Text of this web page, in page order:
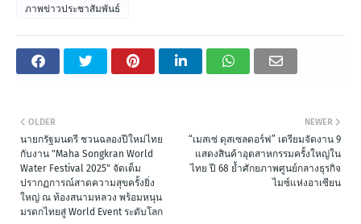
ภาพข่าวประชาสัมพันธ์
NEWER
“เมสเซ่ ดุสเซลดอร์ฟ” เตรียมจัดงาน 9
แสดงสินค้าอุตสาหกรรมครั้งใหญ่ใน
ไทย ปี 68 ย้ำศักยภาพศูนย์กลางธุรกิจ
ไมซ์แห่งอาเซียน
OLDER
นายกรัฐมนตรี ชวนฉลองปีใหม่ไทย
กับงาน "Maha Songkran World
Water Festival 2025" จัดเต็ม
ปรากฏการณ์สาดความสุขครั้งยิ่ง
ใหญ่ ณ ท้องสนามหลวง พร้อมหนุน
มรดกไทยสู่ World Event ระดับโลก